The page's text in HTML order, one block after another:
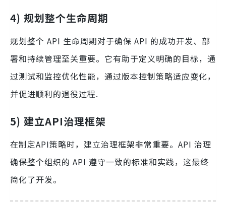
4) 规划整个生命周期
规划整个 API 生命周期对于确保 API 的成功开发、部
署和持续管理至关重要。它有助于定义明确的目标，通
过测试和监控优化性能，通过版本控制策略适应变化，
并促进顺利的退役过程.
5) 建立API治理框架
在制定API策略时，建立治理框架非常重要。API 治理
确保整个组织的 API 遵守一致的标准和实践，这最终
简化了开发。